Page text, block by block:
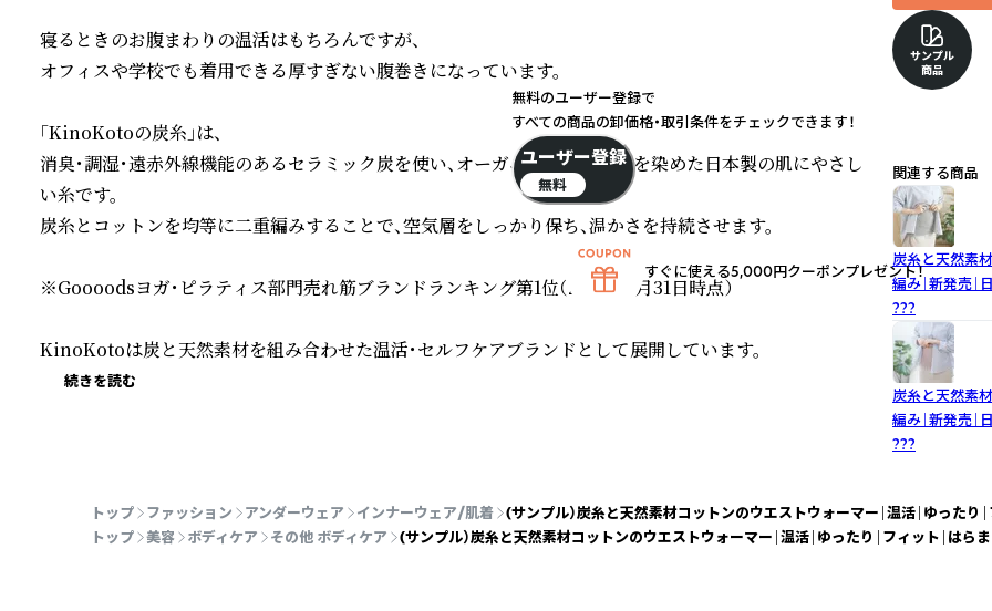
寝るときのお腹まわりの温活はもちろんですが、
オフィスや学校でも着用できる厚すぎない腹巻きになっています。
「KinoKotoの炭糸」は、
消臭・調湿・遠赤外線機能のあるセラミック炭を使い、オーガニックコットンを染めた日本製の肌にやさし
い糸です。
炭糸とコットンを均等に二重編みすることで、空気層をしっかり保ち、温かさを持続させます。
※Goooodsヨガ・ピラティス部門売れ筋ブランドランキング第1位（2026年3月31日時点）
KinoKotoは炭と天然素材を組み合わせた温活・セルフケアブランドとして展開しています。
続きを読む
サンプル
商品
関連する商品
炭糸と天然素
編み｜新発売｜
???
炭糸と天然素
編み｜新発売｜
???
トップ ファッション アンダーウェア インナーウェア/肌着
(サンプル）炭糸と天然素材コットンのウエストウォーマー｜温活｜ゆったり
トップ
美容 ボディケア その他 ボディケア (サンプル）炭糸と天然素材コットンのウエストウォーマー｜温活｜ゆったり｜フィット｜はら
無料のユーザー登録で
すべての商品の卸価格・取引条件をチェックできます！
ユーザー登録
無料
すぐに使える5,000円クーポンプレゼント！